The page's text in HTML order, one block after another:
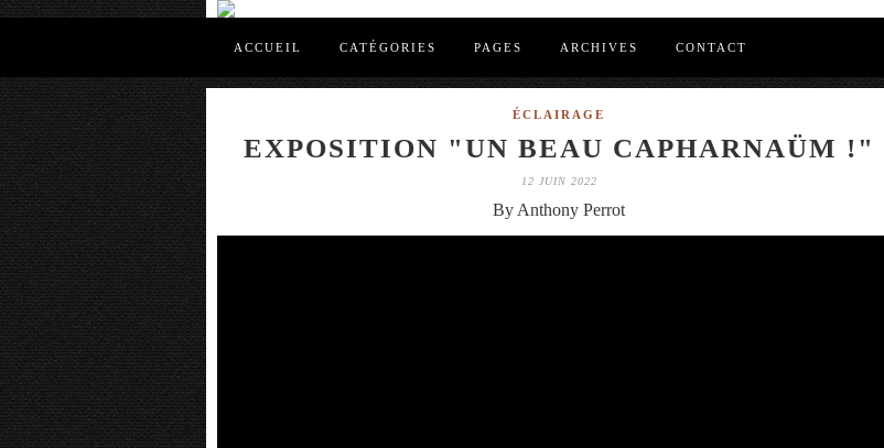
ACCUEIL CATÉGORIES PAGES ARCHIVES CONTACT
ÉCLAIRAGE
EXPOSITION "UN BEAU CAPHARNAÜM !"
12 JUIN 2022
By Anthony Perrot